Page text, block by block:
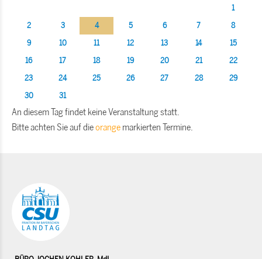
1
2
3 4 5 6 7
8
9
10 11 12 13 14
15
16
17 18 19 20 21
22
23
24 25 26 27 28
29
30
31
An diesem Tag findet keine Veranstaltung statt.
Bitte achten Sie auf dieorange markierten Termine.